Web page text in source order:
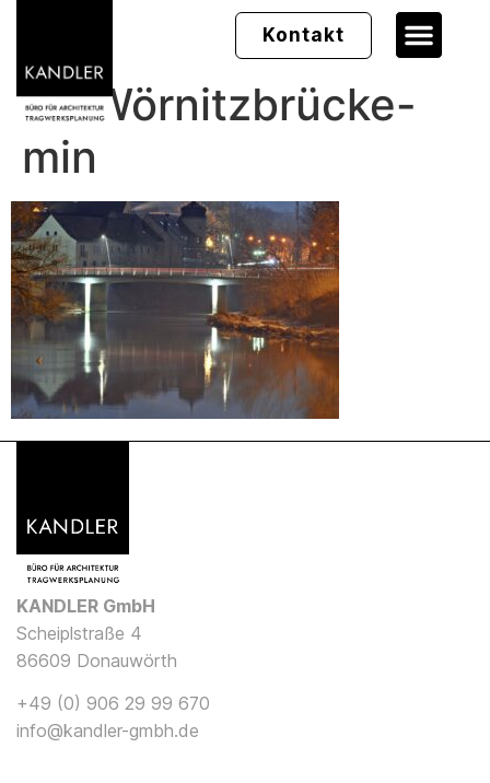
Kontakt
01_Wörnitzbrücke-
min
KANDLER GmbH
Scheiplstraße 4
86609 Donauwörth
+49 (0) 906 29 99 670
info@kandler-gmbh.de